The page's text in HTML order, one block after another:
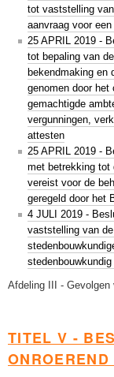
tot vaststelling
aanvraag voor
25 APRIL 2019 -
tot bepaling van
bekendmaking en
genomen door het
gemachtigde
vergunningen,
attesten
25 APRIL 2019 -
met betrekking tot
vereist voor de
geregeld door het
4 JULI 2019 -
vaststelling van
Afdeling III - Gevolgen
TITEL V -